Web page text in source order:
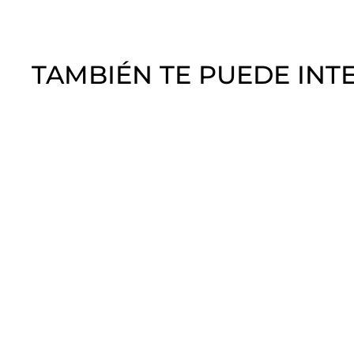
TAMBIÉN TE PUEDE